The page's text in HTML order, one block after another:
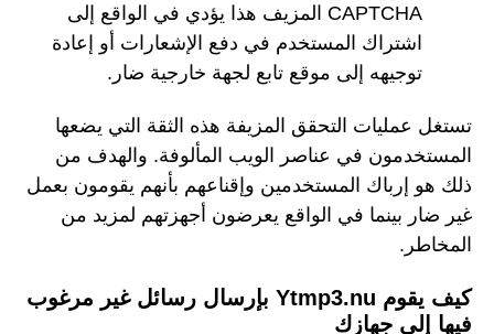
CAPTCHA المزيف هذا يؤدي في الواقع إلى
اشتراك المستخدم في دفع الإشعارات أو إعادة
توجيهه إلى موقع تابع لجهة خارجية ضار.
تستغل عمليات التحقق المزيفة هذه الثقة التي يضعها
المستخدمون في عناصر الويب المألوفة. والهدف من
ذلك هو إرباك المستخدمين وإقناعهم بأنهم يقومون بعمل
غير ضار بينما في الواقع يعرضون أجهزتهم لمزيد من
المخاطر.
كيف يقوم Ytmp3.nu بإرسال رسائل غير مرغوب
فيها إلى جهازك